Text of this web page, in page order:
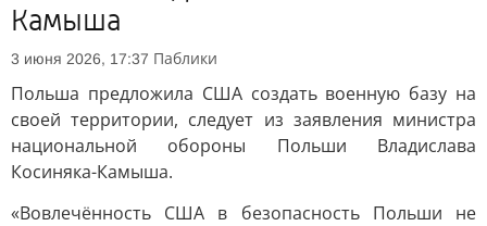
Камыша
3 июня 2026, 17:37 Паблики
Польша предложила США создать военную базу на
своей территории, следует из заявления министра
национальной обороны Польши Владислава
Косиняка-Камыша.
«Вовлечённость США в безопасность Польши не